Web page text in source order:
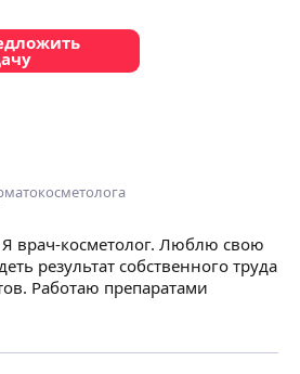
Я врач-косметолог. Люблю свою
результат собственного труда
Работаю препаратами